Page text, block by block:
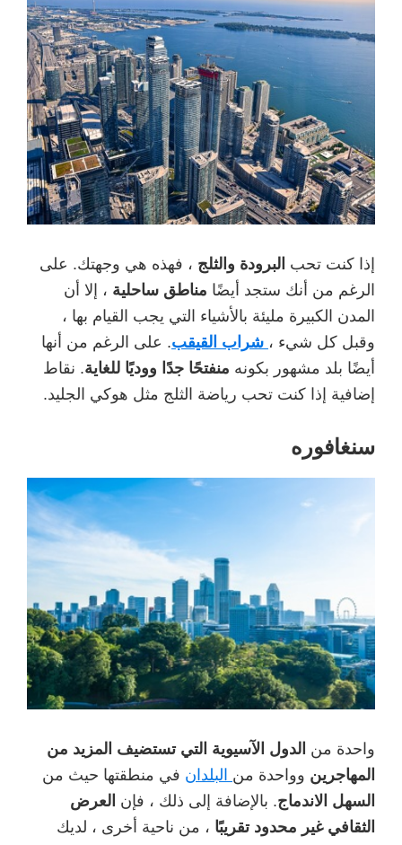
إذا كنت تحب البرودة والثلج ، فهذه هي وجهتك. على
الرغم من أنك ستجد أيضًا مناطق ساحلية ، إلا أن
المدن الكبيرة مليئة بالأشياء التي يجب القيام بها ،
وقبل كل شيء ، شراب القيقب. على الرغم من أنها
أيضًا بلد مشهور بكونه منفتحًا جدًا ووديًا للغاية. نقاط
إضافية إذا كنت تحب رياضة الثلج مثل هوكي الجليد.
سنغافوره
واحدة من الدول الآسيوية التي تستضيف المزيد من
المهاجرين وواحدة من البلدان في منطقتها حيث من
السهل الاندماج. بالإضافة إلى ذلك ، فإن العرض
الثقافي غير محدود تقريبًا ، من ناحية أخرى ، لديك